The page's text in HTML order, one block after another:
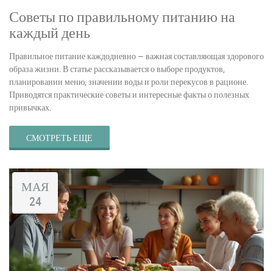
Советы по правильному питанию на
каждый день
Правильное питание каждодневно — важная составляющая здорового
образа жизни. В статье рассказывается о выборе продуктов,
планировании меню, значении воды и роли перекусов в рационе.
Приводятся практические советы и интересные факты о полезных
привычках.
СМОТРЕТЬ ЕЩЕ
МАЯ
24